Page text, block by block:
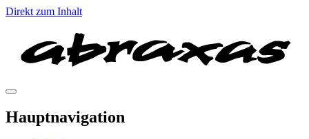
Direkt zum Inhalt
Hauptnavigation